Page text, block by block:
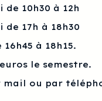
de 10h30 à 12h
de 17h à 18h30
à 18h15.
le semestre.
ou par